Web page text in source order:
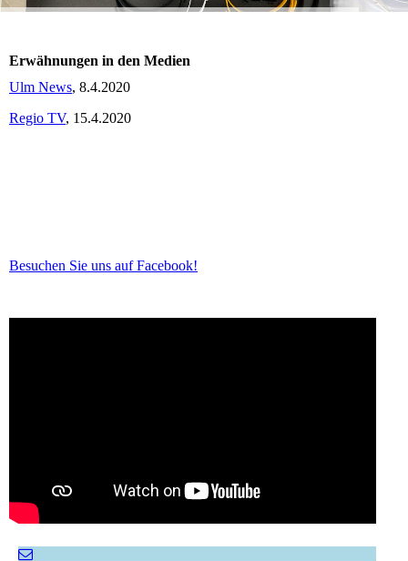
Erwähnungen in den Medien
Ulm News, 8.4.2020
Regio TV, 15.4.2020
Besuchen Sie uns auf Facebook!